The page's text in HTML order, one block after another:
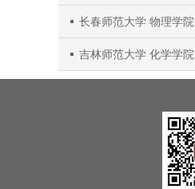
长春师范大学 物理学院
吉林师范大学 化学学院